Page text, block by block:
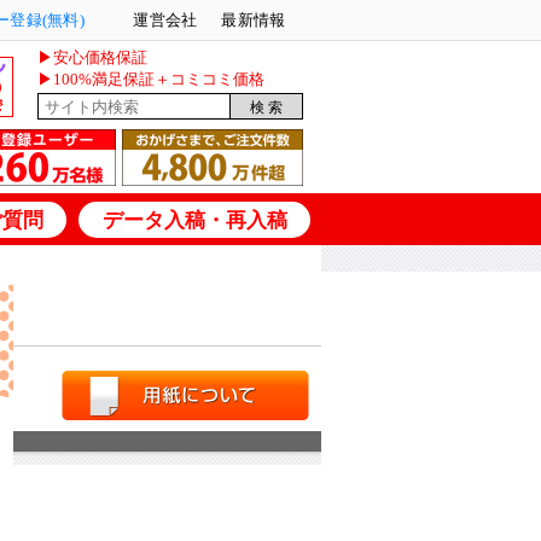
登録(無料) 運営会社 最新情報
▶安心価格保証
▶100%満足保証＋コミコミ価格
問 データ入稿・再入稿